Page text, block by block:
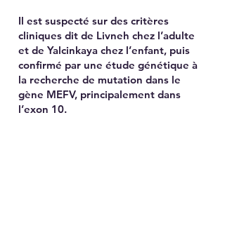
Il est suspecté sur des critères
cliniques dit de Livneh chez l’adulte
et de Yalcinkaya chez l’enfant, puis
confirmé par une étude génétique à
la recherche de mutation dans le
gène MEFV, principalement dans
l’exon 10.